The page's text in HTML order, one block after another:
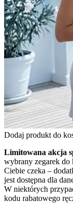
Dodaj produkt do
Limitowana akcja
wybrany zegarek do
Ciebie czeka –
jest dostępna dla
W niektórych
kodu rabatowego